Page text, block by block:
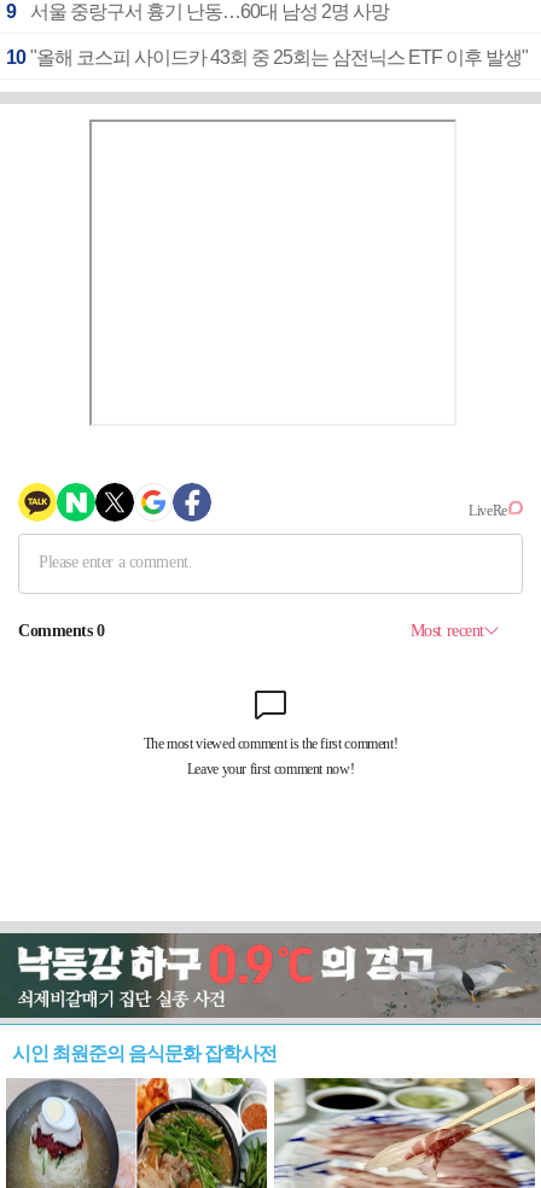
9 서울 중랑구서 흉기 난동…60대 남성 2명 사망
10 "올해 코스피 사이드카 43회 중 25회는 삼전닉스 ETF 이후 발생"
시인 최원준의 음식문화 잡학사전